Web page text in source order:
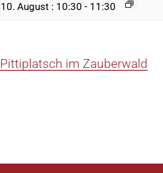
10. August : 10:30 - 11:30
Pittiplatsch im Zauberwald